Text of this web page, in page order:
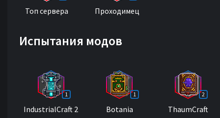
Топ сервера Проходимец
Испытания модов
IndustrialCraft 2
1
Botania
1
ThaumCraft
2